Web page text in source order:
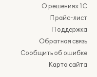
О решениях 1С
Прайс-лист
Поддержка
Обратная связь
Сообщить об ошибке
Карта сайта